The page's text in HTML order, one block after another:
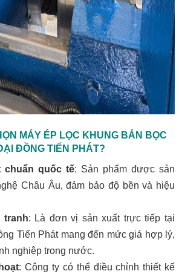
MÁY ÉP LỌC KHUNG BẢN BỌC
ĐỒNG TIẾN PHÁT?
chuẩn quốc tế: Sản phẩm được sản
Châu Âu, đảm bảo độ bền và hiệu
tranh: Là đơn vị sản xuất trực tiếp tại
Tiến Phát mang đến mức giá hợp lý,
nghiệp trong nước.
: Công ty có thể điều chỉnh thiết kế